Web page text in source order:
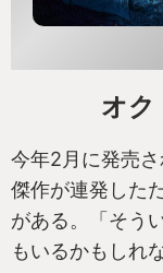
そして前作を超
クラフト要素だ
本作では物をく
オク
今年2月に発売
傑作が連発した
がある。「そう
もいるかもしれ